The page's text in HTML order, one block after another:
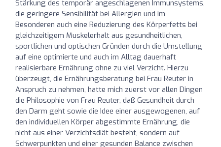
Stärkung des temporär angeschlagenen Immunsystems,
die geringere Sensibilität bei Allergien und im
Besonderen auch eine Reduzierung des Körperfetts bei
gleichzeitigem Muskelerhalt aus gesundheitlichen,
sportlichen und optischen Gründen durch die Umstellung
auf eine optimierte und auch im Alltag dauerhaft
realisierbare Ernährung ohne zu viel Verzicht. Hierzu
überzeugt, die Ernährungsberatung bei Frau Reuter in
Anspruch zu nehmen, hatte mich zuerst vor allen Dingen
die Philosophie von Frau Reuter, daß Gesundheit durch
den Darm geht sowie die Idee einer ausgewogenen, auf
den individuellen Körper abgestimmte Ernährung, die
nicht aus einer Verzichtsdiät besteht, sondern auf
Schwerpunkten und einer gesunden Balance zwischen